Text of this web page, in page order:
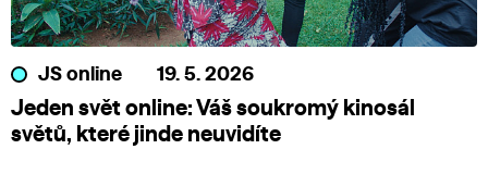
JS online 19. 5. 2026
Jeden svět online: Váš soukromý kinosál
světů, které jinde neuvidíte